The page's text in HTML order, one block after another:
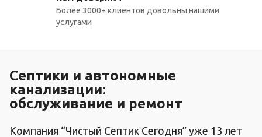
Более 3000+ клиентов довольны нашими
услугами
Септики и автономные
канализации:
обслуживание и ремонт
Компания “Чистый Септик Сегодня” уже 13 лет